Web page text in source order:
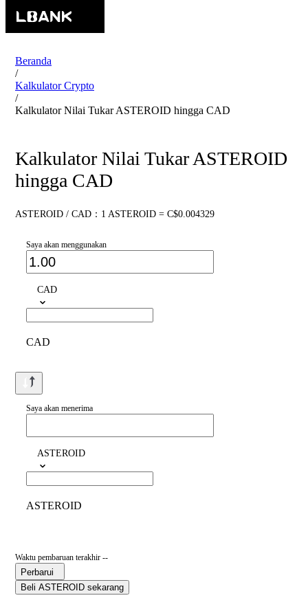
Beranda
/
Kalkulator Crypto
/
Kalkulator Nilai Tukar ASTEROID hingga CAD
Kalkulator Nilai Tukar ASTEROID
hingga CAD
ASTEROID / CAD：1 ASTEROID = C$0.004329
Saya akan menggunakan
CAD
CAD
Saya akan menerima
ASTEROID
ASTEROID
Waktu pembaruan terakhir --
Perbarui
Beli ASTEROID sekarang